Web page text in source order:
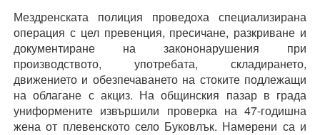
Мездренската полиция проведоха специализирана
операция с цел превенция, пресичане, разкриване и
документиране на закононарушения при
производството, употребата, складирането,
движението и обезпечаването на стоките подлежащи
на облагане с акциз. На общинския пазар в града
униформените извършили проверка на 47-годишна
жена от плевенското село Буковлък. Намерени са и